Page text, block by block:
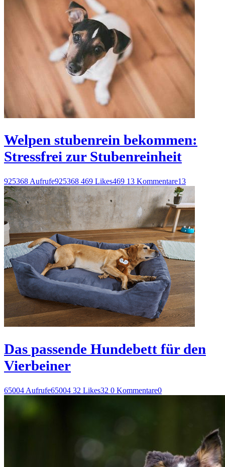
Welpen stubenrein bekommen:
Stressfrei zur Stubenreinheit
925368 Aufrufe925368 469 Likes469 13 Kommentare13
Das passende Hundebett für den
Vierbeiner
65004 Aufrufe65004 32 Likes32 0 Kommentare0